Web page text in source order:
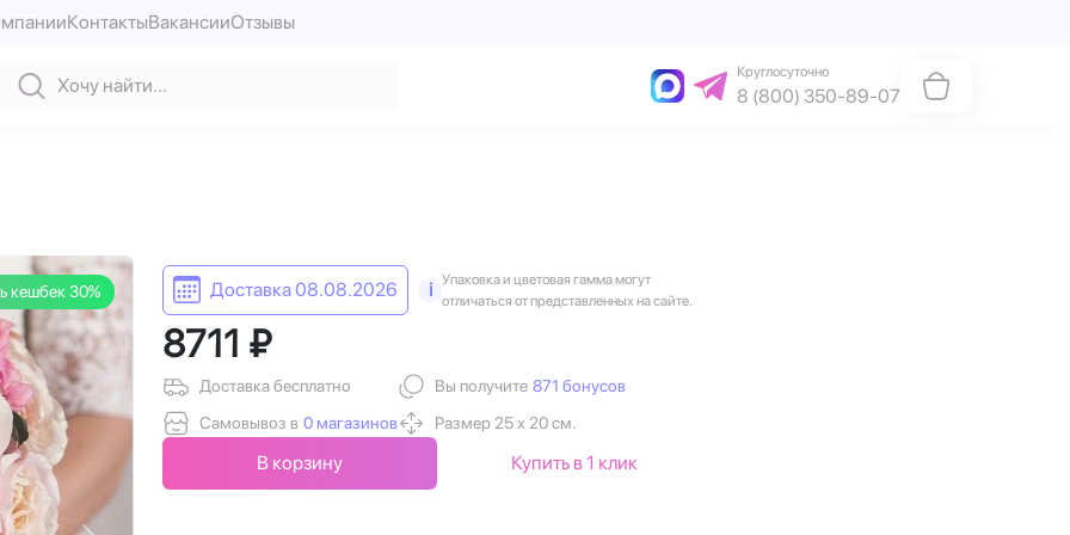
КонтактыВакансииОтзывы
Круглосуточно
8 (800) 350-89-07
кешбек 30% Доставка 08.08.2026 i
Упаковка и цветовая гамма могут
отличаться от представленных на сайте.
8711 ₽
Доставка бесплатно
Самовывоз в 0 магазинов
Вы получите 871 бонусов
Размер 25 х 20 см.
В корзину Купить в 1 клик